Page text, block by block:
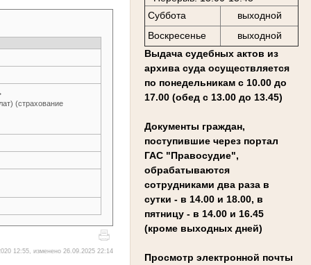
Суббота
выходной
Воскресенье
выходной
Выдача судебных актов из
архива суда осуществляется
по понедельникам с 10.00 до
17.00 (обед с 13.00 до 13.45)
Документы граждан,
поступившие через портал
ГАС "Правосудие",
обрабатываются
сотрудниками два раза в
сутки - в 14.00 и 18.00, в
пятницу - в 14.00 и 16.45
(кроме выходных дней)
Просмотр электронной почты
(страхование
12:55, изменено 26.09.2025 22:14